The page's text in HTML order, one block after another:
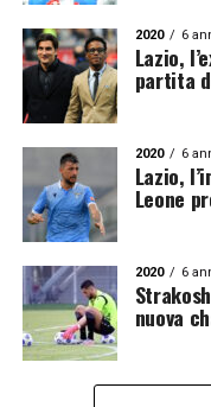
2020 6
Lazio,
partita
2020 6
Lazio,
Leone
2020 6
nuova